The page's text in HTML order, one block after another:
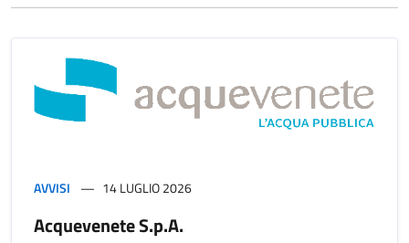
AVVISI 14 LUGLIO 2026
Acquevenete S.p.A.